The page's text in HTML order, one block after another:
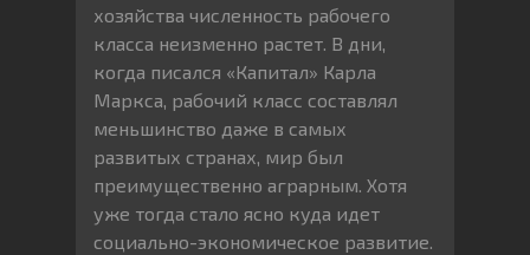
хозяйства численность рабочего
класса неизменно растет. В дни,
когда писался «Капитал» Карла
Маркса, рабочий класс составлял
меньшинство даже в самых
развитых странах, мир был
преимущественно аграрным. Хотя
уже тогда стало ясно куда идет
социально-экономическое развитие.